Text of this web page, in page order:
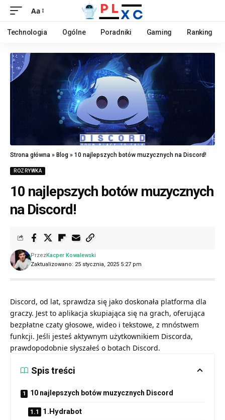
Aa
Technologia Ogólne Poradniki Gaming Ranking
Strona główna » Blog » 10 najlepszych botów muzycznych na Discord!
ROZRYWKA
10 najlepszych botów muzycznych
na Discord!
Zaktualizowano: 25 stycznia, 2025 5:27 pm
PrzezKacper Kowalewski
Discord, od lat, sprawdza się jako doskonała platforma dla
graczy. Jest to aplikacja skupiająca się na grach, oferująca
bezpłatne czaty głosowe, wideo i tekstowe, z mnóstwem
funkcji. Jeśli jesteś aktywnym użytkownikiem Discorda,
prawdopodobnie słyszałeś o botach Discord.
Spis treści
10 najlepszych botów muzycznych Discord
1.Hydrabot